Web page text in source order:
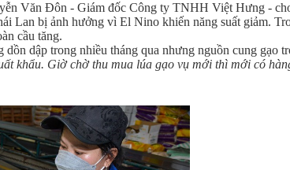
Văn Đôn - Giám đốc Công ty TNHH Việt Hưng -
Lan bị ảnh hưởng vì El Nino khiến năng suất giảm.
cầu tăng.
dập trong nhiều tháng qua nhưng nguồn cung gạo
khẩu. Giờ chờ thu mua lúa gạo vụ mới thì mới có